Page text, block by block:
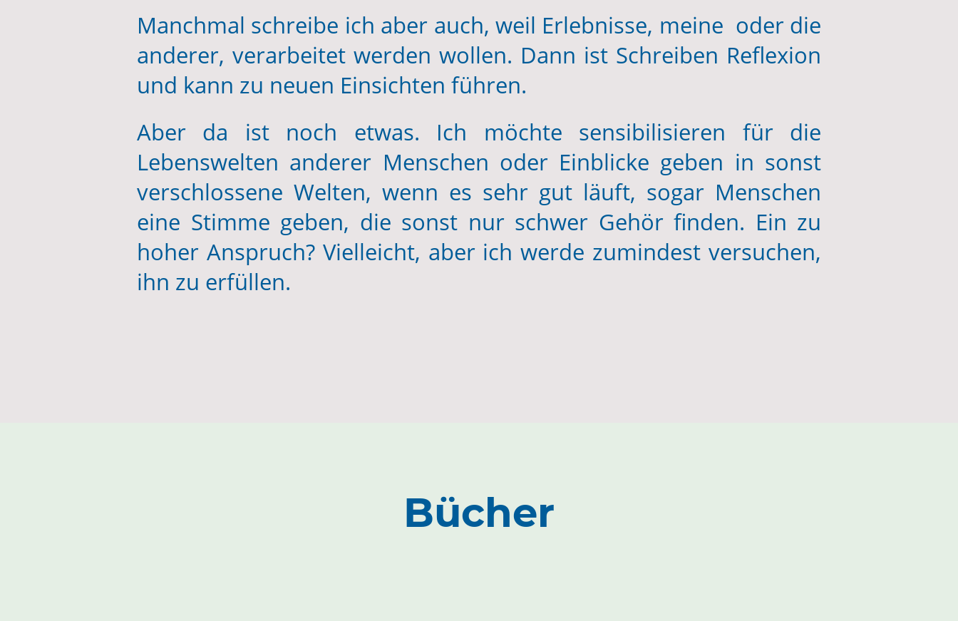
Manchmal schreibe ich aber auch, weil Erlebnisse, meine oder die
anderer, verarbeitet werden wollen. Dann ist Schreiben Reflexion
und kann zu neuen Einsichten führen.
Aber da ist noch etwas. Ich möchte sensibilisieren für die
Lebenswelten anderer Menschen oder Einblicke geben in sonst
verschlossene Welten, wenn es sehr gut läuft, sogar Menschen
eine Stimme geben, die sonst nur schwer Gehör finden. Ein zu
hoher Anspruch? Vielleicht, aber ich werde zumindest versuchen,
ihn zu erfüllen.
Bücher